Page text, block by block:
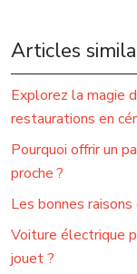
Articles
Explorez la magie
restaurations en
Pourquoi offrir un
proche ?
Les bonnes
Voiture électrique
jouet ?